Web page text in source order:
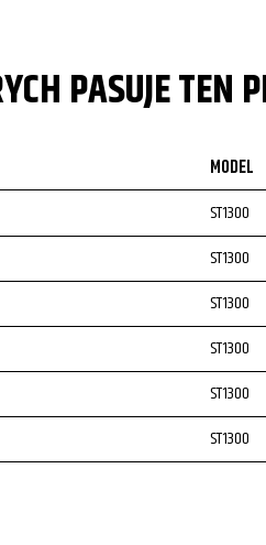
PASUJE TEN
MODEL
ST1300
ST1300
ST1300
ST1300
ST1300
ST1300